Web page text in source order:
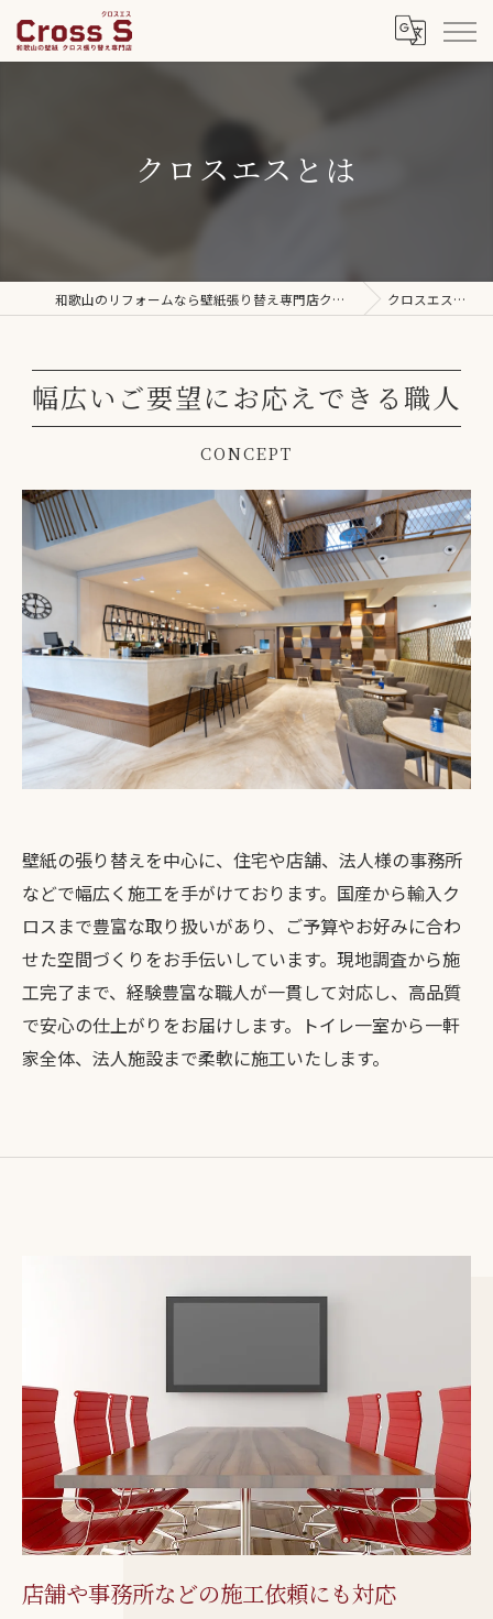
クロスエスとは
和歌山のリフォームなら壁紙張り替え専門店クロスエス クロスエスとは
幅広いご要望にお応えできる職人
CONCEPT
壁紙の張り替えを中心に、住宅や店舗、法人様の事務所
などで幅広く施工を手がけております。国産から輸入ク
ロスまで豊富な取り扱いがあり、ご予算やお好みに合わ
せた空間づくりをお手伝いしています。現地調査から施
工完了まで、経験豊富な職人が一貫して対応し、高品質
で安心の仕上がりをお届けします。トイレ一室から一軒
家全体、法人施設まで柔軟に施工いたします。
店舗や事務所などの施工依頼にも対応